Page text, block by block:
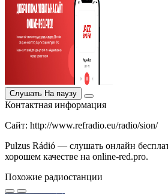
Слушать На паузу
Контактная информация
Сайт: http://www.refradio.eu/radio/sion/
Pulzus Rádió — слушать онлайн
хорошем качестве на online-red.pro.
Похожие радиостанции